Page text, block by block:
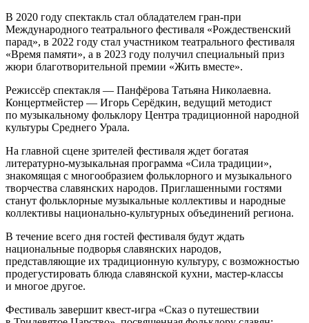
В 2020 году спектакль стал обладателем гран-при
Международного театрального фестиваля «Рождественский
парад», в 2022 году стал участником театрального фестиваля
«Время памяти», а в 2023 году получил специальный приз
жюри благотворительной премии «Жить вместе».
Режиссёр спектакля — Панфёрова Татьяна Николаевна.
Концертмейстер — Игорь Серёдкин, ведущий методист
по музыкальному фольклору Центра традиционной народной
культуры Среднего Урала.
На главной сцене зрителей фестиваля ждет богатая
литературно-музыкальная программа «Сила традиции»,
знакомящая с многообразием фольклорного и музыкального
творчества славянских народов. Приглашенными гостями
станут фольклорные музыкальные коллективы и народные
коллективы национально-культурных объединений региона.
В течение всего дня гостей фестиваля будут ждать
национальные подворья славянских народов,
представляющие их традиционную культуру, с возможностью
продегустировать блюда славянской кухни, мастер-классы
и многое другое.
Фестиваль завершит квест-игра «Сказ о путешествии